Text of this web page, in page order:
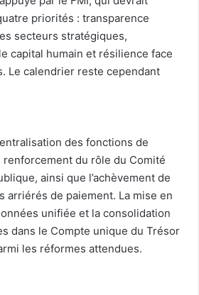
priorités : transparence
secteurs stratégiques,
capital humain et résilience face
Le calendrier reste cependant
des fonctions de
du rôle du Comité
ainsi que l’achèvement de
arriérés de paiement. La mise en
unifiée et la consolidation
dans le Compte unique du Trésor
les réformes attendues.